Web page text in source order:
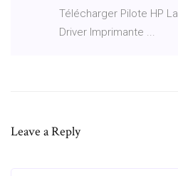
Télécharger Pilote HP
Driver Imprimante ...
Leave a Reply